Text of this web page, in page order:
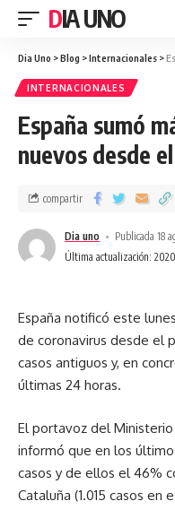
DIA UNO
Dia Uno >Blog >Internacionales >
INTERNACIONALES
España sumó
nuevos desde
Última actualización:
Dia uno Publicada 18
compartir
España notificó este
de coronavirus desde el
casos antiguos y, en
últimas 24 horas.
El portavoz del Ministerio
informó que en los
casos y de ellos el 46%
Cataluña (1.015 casos en